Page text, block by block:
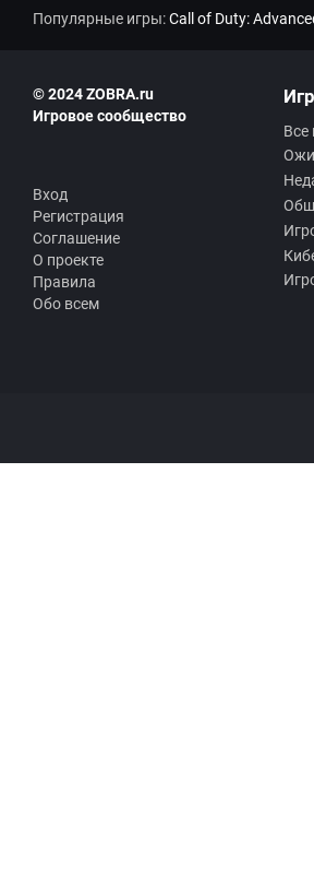
Популярные игры:Call of Duty:
© 2024 ZOBRA.ru
Игровое сообщество
Вход
Регистрация
Соглашение
О проекте
Правила
Обо всем
Все